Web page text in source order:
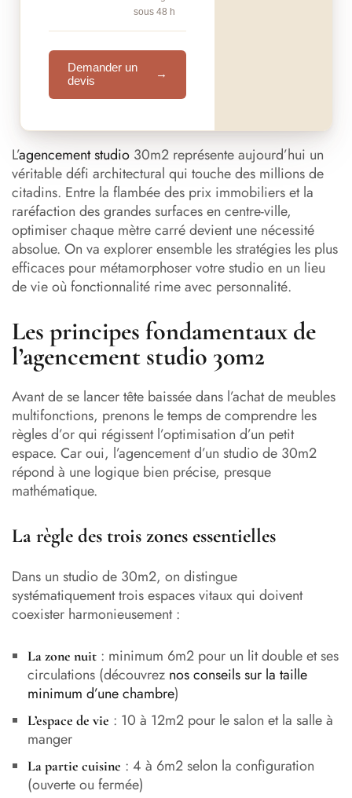
sous 48 h
Demander un
devis
→
L’agencement studio 30m2 représente aujourd’hui un
véritable défi architectural qui touche des millions de
citadins. Entre la flambée des prix immobiliers et la
raréfaction des grandes surfaces en centre-ville,
optimiser chaque mètre carré devient une nécessité
absolue. On va explorer ensemble les stratégies les plus
efficaces pour métamorphoser votre studio en un lieu
de vie où fonctionnalité rime avec personnalité.
Les principes fondamentaux de
l’agencement studio 30m2
Avant de se lancer tête baissée dans l’achat de meubles
multifonctions, prenons le temps de comprendre les
règles d’or qui régissent l’optimisation d’un petit
espace. Car oui, l’agencement d’un studio de 30m2
répond à une logique bien précise, presque
mathématique.
La règle des trois zones essentielles
Dans un studio de 30m2, on distingue
systématiquement trois espaces vitaux qui doivent
coexister harmonieusement :
La zone nuit: minimum 6m2 pour un lit double et ses
circulations (découvrez nos conseils sur la taille
minimum d’une chambre)
L’espace de vie : 10 à 12m2 pour le salon et la salle à
manger
La partie cuisine : 4 à 6m2 selon la configuration
(ouverte ou fermée)